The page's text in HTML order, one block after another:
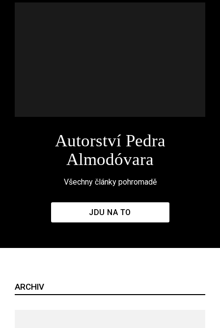
Autorství Pedra
Almodóvara
Všechny články pohromadě
JDU NA TO
ARCHIV